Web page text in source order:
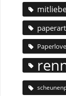
paperart
Paperlove